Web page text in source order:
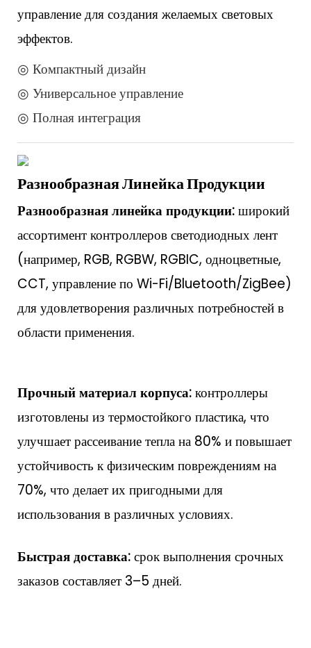
управление для создания желаемых световых
эффектов.
◎ Компактный дизайн
◎ Универсальное управление
◎ Полная интеграция
Разнообразная Линейка Продукции
Разнообразная линейка продукции:широкий
ассортимент контроллеров светодиодных лент
(например, RGB, RGBW, RGBIC, одноцветные,
CCT, управление по Wi-Fi/Bluetooth/ZigBee)
для удовлетворения различных потребностей в
области применения.
Прочный материал корпуса:контроллеры
изготовлены из термостойкого пластика, что
улучшает рассеивание тепла на 80% и повышает
устойчивость к физическим повреждениям на
70%, что делает их пригодными для
использования в различных условиях.
Быстрая доставка:срок выполнения срочных
заказов составляет 3–5 дней.